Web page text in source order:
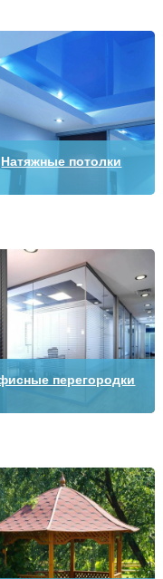
Натяжные потолки
перегородки